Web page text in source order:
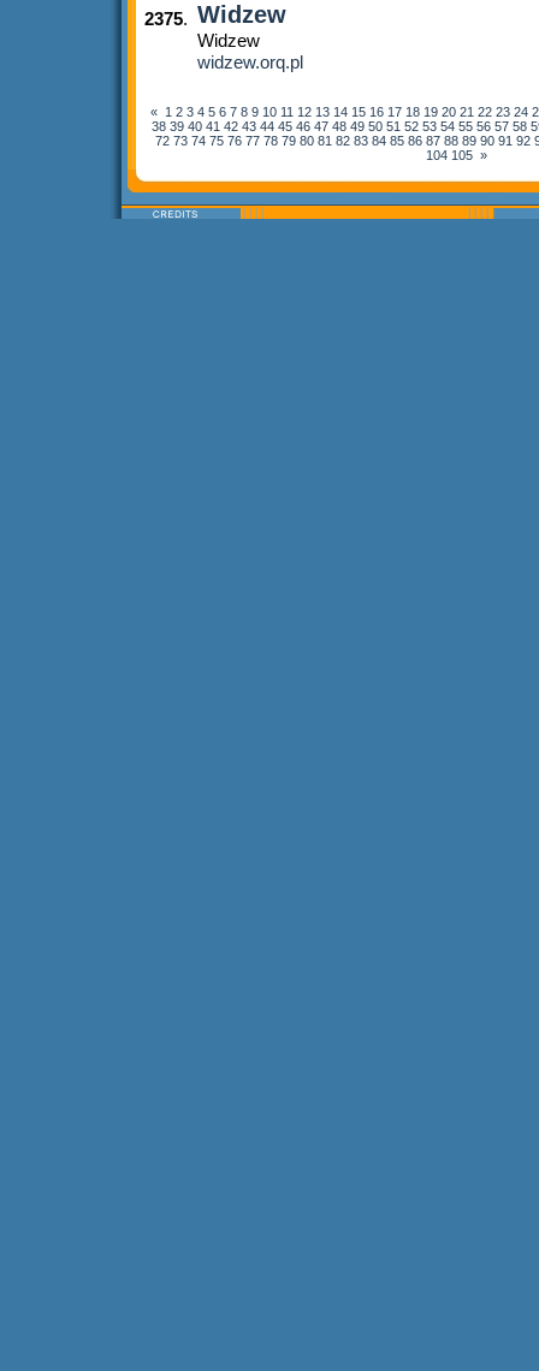
2375. Widzew
Widzew
widzew.orq.pl
« 1 2 3 4 5 6 7 8 9 10 11 12 13 14 15 16 17 18 19 20 21 22 23 24
38 39 40 41 42 43 44 45 46 47 48 49 50 51 52 53 54 55 56 57 58
72 73 74 75 76 77 78 79 80 81 82 83 84 85 86 87 88 89 90 91 92
104 105 »